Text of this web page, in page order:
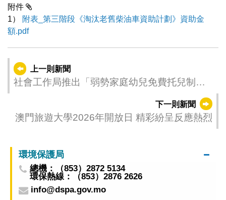
附件
1）
附表_第三階段《淘汰老舊柴油車資助計劃》資助金
額.pdf
上一則新聞
社會工作局推出「弱勢家庭幼兒免費托兒制
下一則新聞
澳門旅遊大學2026年開放日 精彩紛呈反應熱烈
環境保護局
總機：（853）2872 5134
環保熱線：（853）2876 2626
info@dspa.gov.mo